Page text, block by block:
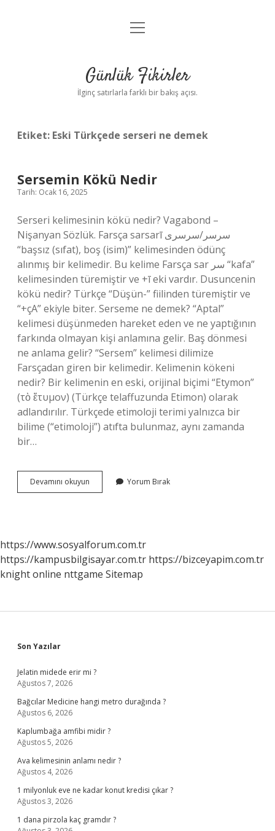
Anasayfa
Yasal Uyarı
menüyü
Günlük Fikirler
İlginç satırlarla farklı bir bakış açısı.
Etiket: Eski Türkçede serseri ne demek
Sersemin Kökü Nedir
Tarih: Ocak 16, 2025
Serseri kelimesinin kökü nedir? Vagabond –
Nişanyan Sözlük. Farsça sarsarī سرسر/سرسری
“başsız (sıfat), boş (isim)” kelimesinden ödünç
alınmış bir kelimedir. Bu kelime Farsça sar سر “kafa”
kelimesinden türemiştir ve +ī eki vardır. Dusuncenin
kökü nedir? Türkçe “Düşün-” fiilinden türemiştir ve
“+çA” ekiyle biter. Serseme ne demek? “Aptal”
kelimesi düşünmeden hareket eden ve ne yaptığının
farkında olmayan kişi anlamına gelir. Baş dönmesi
ne anlama gelir? “Sersem” kelimesi dilimize
Farsçadan giren bir kelimedir. Kelimenin kökeni
nedir? Bir kelimenin en eski, orijinal biçimi “Etymon”
(τὸ ἔτυμον) (Türkçe telaffuzunda Etimon) olarak
adlandırılır. Türkçede etimoloji terimi yalnızca bir
bilime (“etimoloji”) atıfta bulunmaz, aynı zamanda
bir…
Devamını okuyun Sersemin
Kökü
Yorum Bırak
https://www.sosyalforum.com.tr
https://kampusbilgisayar.com.tr https://bizceyapim.com.tr
knight online nttgame Sitemap
Sidebar
Son Yazılar
Jelatin midede erir mi ?
Ağustos 7, 2026
Bağcılar Medicine hangi metro durağında ?
Ağustos 6, 2026
Kaplumbağa amfibi midir ?
Ağustos 5, 2026
Ava kelimesinin anlamı nedir ?
Ağustos 4, 2026
1 milyonluk eve ne kadar konut kredisi çıkar ?
Ağustos 3, 2026
1 dana pirzola kaç gramdır ?